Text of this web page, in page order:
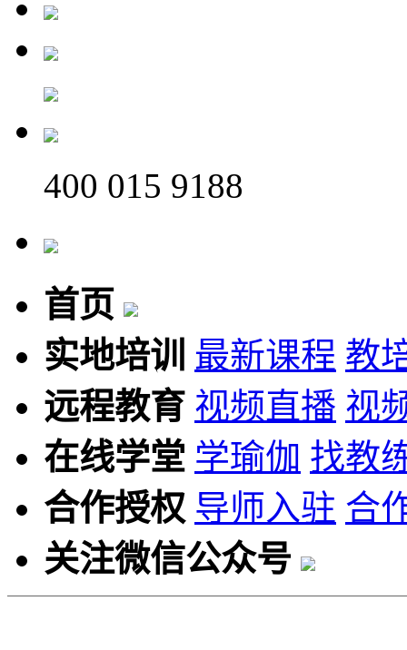
400 015 9188
首页
实地培训 最新课程 教
远程教育 视频直播 视
在线学堂 学瑜伽 找教
合作授权 导师入驻 合
关注微信公众号